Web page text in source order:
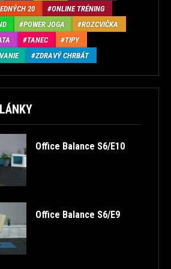
20
ONLINE TRÉNING
POWER JOGA
ROZCVIČKA
TANEC
TIPY
ZDRAVÝ CHRBÁT
Office Balance S6/E10
Office Balance S6/E9